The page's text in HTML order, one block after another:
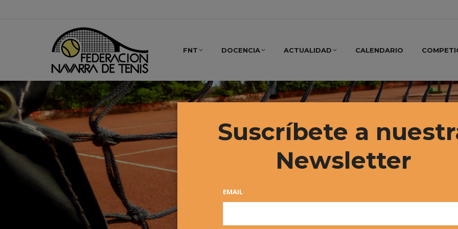
FNT DOCENCIA ACTUALIDAD CALENDARIO
Suscríbete a
Newsletter
EMAIL